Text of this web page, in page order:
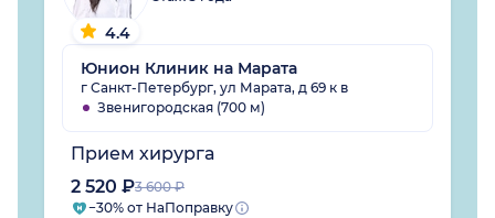
4.4
Юнион Клиник на Марата
г Санкт-Петербург, ул Марата, д 69 к в
Звенигородская (700 м)
Прием хирурга
2 520 ₽3 600 ₽
−30% от НаПоправку